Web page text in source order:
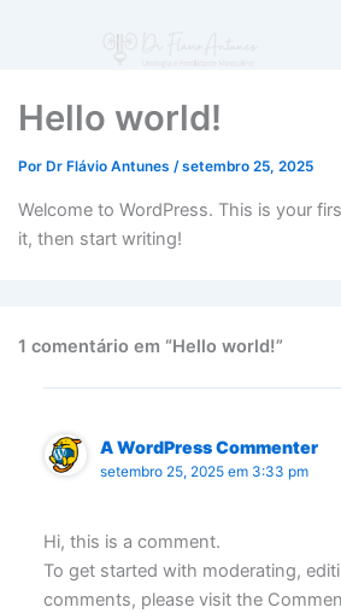
Hello world!
Por Dr Flávio Antunes /setembro 25, 2025
Welcome to WordPress. This is your
it, then start writing!
1 comentário em “Hello world!”
A WordPress Commenter
setembro 25, 2025 em 3:33 pm
Hi, this is a comment.
To get started with moderating,
comments, please visit the